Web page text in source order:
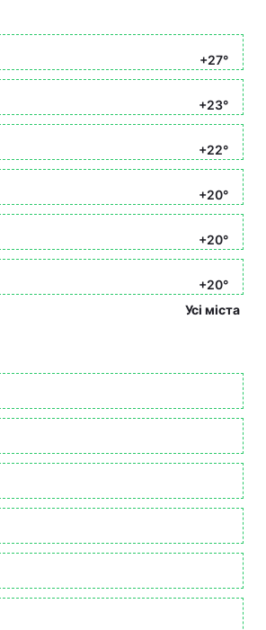
+27°
+23°
+22°
+20°
+20°
+20°
Усі міста